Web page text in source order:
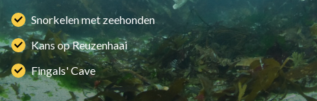
Snorkelen met zeehonden
Kans op Reuzenhaai
Fingals' Cave